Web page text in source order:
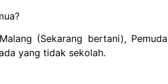
(Sekarang bertani), Pemuda
yang tidak sekolah.